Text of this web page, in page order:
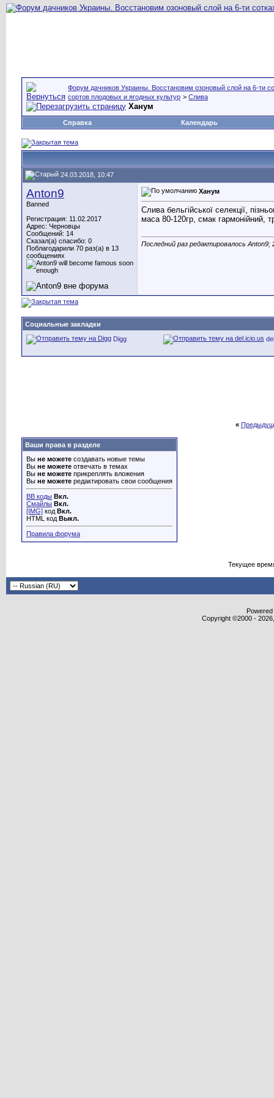
Форум дачников Украины. Восстановим озоновый слой на 6-ти
сортов плодовых и ягодных культур > Слива
Ханум
Справка Календарь
24.03.2018, 10:47
Anton9
Banned
Регистрация: 11.02.2017
Адрес: Черновцы
Сообщений: 14
Сказал(а) спасибо: 0
Поблагодарили 70 раз(а) в 13
сообщениях
Ханум
Слива бельгійської селекції,
маса 80-120гр, смак гармонійний,
Последний раз редактировалось Anton9;
Социальные закладки
Digg
«
Ваши права в разделе
Вы не можете создавать новые темы
Вы не можете отвечать в темах
Вы не можете прикреплять вложения
Вы не можете редактировать свои сообщения
BB коды Вкл.
Смайлы Вкл.
[IMG] код Вкл.
HTML код Выкл.
Правила форума
Текущее
Copyright ©2000 -